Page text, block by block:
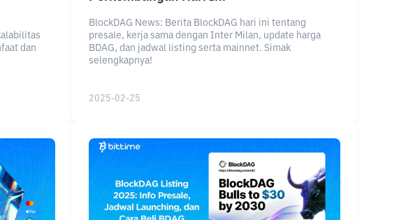
dan
BlockDAG News: Berita BlockDAG hari ini tentang
presale, kerja sama dengan Inter Milan, update harga
BDAG, dan jadwal listing serta mainnet. Simak
selengkapnya!
2025-02-25